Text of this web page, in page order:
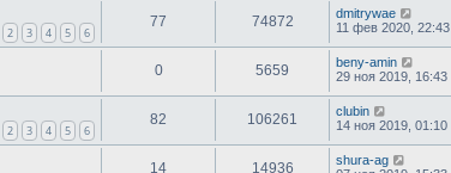
2 3 4 5 6
77 74872
dmitrywae
11 фев 2020, 22:43
0 5659
beny-amin
29 ноя 2019, 16:43
2 3 4 5 6
82 106261
clubin
14 ноя 2019, 01:10
14 14936
shura-ag